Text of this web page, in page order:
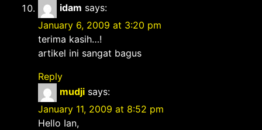
idam says:
January 6, 2009 at 3:20 pm
terima kasih…!
artikel ini sangat bagus
Reply
mudji says:
January 11, 2009 at 8:52 pm
Hello Ian,